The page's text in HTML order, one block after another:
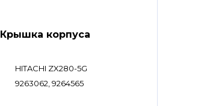
Крышка корпуса
HITACHI ZX280-5G
9263062, 9264565